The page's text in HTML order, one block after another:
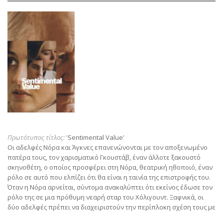
Πρωτότυπος τίτλος: 'Sentimental Value'
Οι αδελφές Νόρα και Άγκνες επανενώνονται με τον αποξενωμένο
πατέρα τους, τον χαρισματικό Γκουστάβ, έναν άλλοτε ξακουστό
σκηνοθέτη, ο οποίος προσφέρει στη Νόρα, θεατρική ηθοποιό, έναν
ρόλο σε αυτό που ελπίζει ότι θα είναι η ταινία της επιστροφής του.
Όταν η Νόρα αρνείται, σύντομα ανακαλύπτει ότι εκείνος έδωσε τον
ρόλο της σε μια πρόθυμη νεαρή σταρ του Χόλιγουντ. Ξαφνικά, οι
δύο αδελφές πρέπει να διαχειριστούν την περίπλοκη σχέση τους με